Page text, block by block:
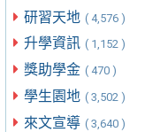
研習天地 ( 4,576 )
升學資訊 ( 1,152 )
獎助學金 ( 470 )
學生園地 ( 3,502 )
來文宣導 ( 3,640 )